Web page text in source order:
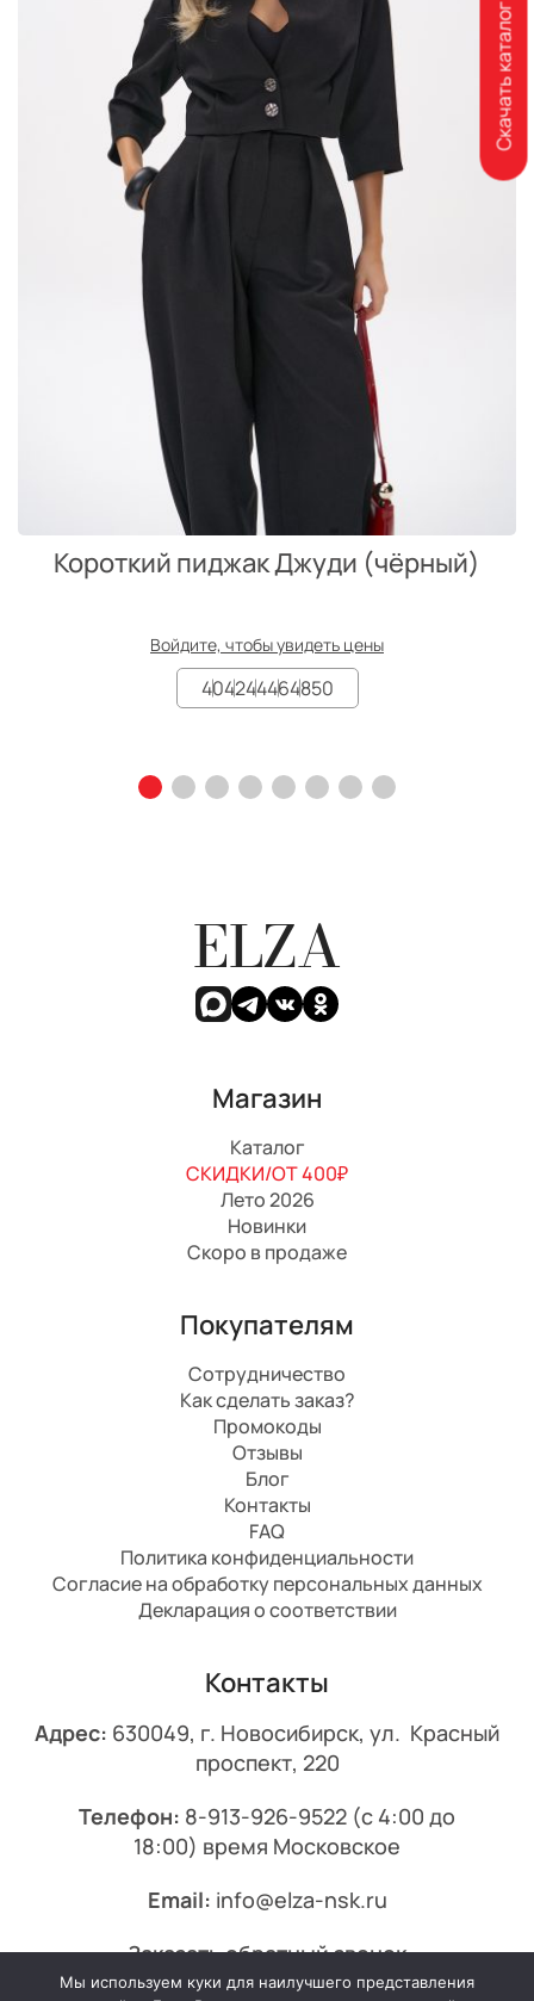
Короткий пиджак Джуди (чёрный)
Войдите, чтобы увидеть цены
404244464850
ELZA
Магазин
Каталог
СКИДКИ/ОТ 400₽
Лето 2026
Новинки
Скоро в продаже
Покупателям
Сотрудничество
Как сделать заказ?
Промокоды
Отзывы
Блог
Контакты
FAQ
Политика конфиденциальности
Согласие на обработку персональных данных
Декларация о соответствии
Контакты
Адрес: 630049, г. Новосибирск, ул. Красный
проспект, 220
Телефон: 8-913-926-9522 (с 4:00 до
18:00) время Московское
Email: info@elza-nsk.ru
Заказать обратный звонок
Мы используем куки для наилучшего представления
Скачать каталог